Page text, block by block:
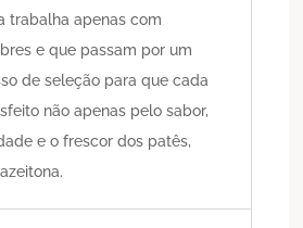
trabalha apenas com
e que passam por um
de seleção para que cada
não apenas pelo sabor,
e o frescor dos patês,